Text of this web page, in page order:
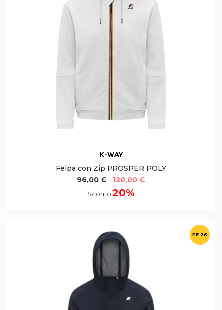
K-WAY
Felpa con Zip PROSPER POLY
96,00 €
120,00 €
Sconto 20%
PE 26